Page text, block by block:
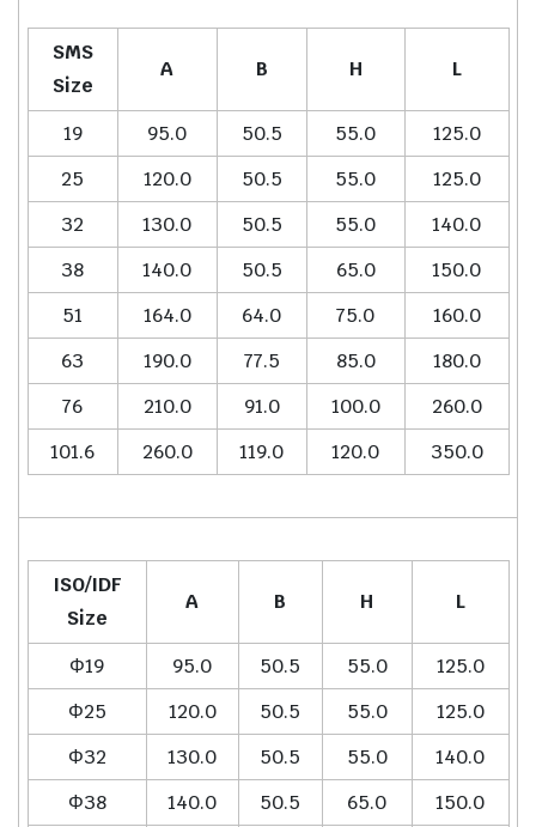
SMS
Size
A B H L
19 95.0 50.5 55.0
125.0
25
120.0 50.5 55.0
125.0
32
130.0 50.5 55.0
140.0
38
140.0 50.5 65.0
150.0
51
164.0 64.0 75.0
160.0
63
190.0 77.5 85.0
180.0
76
210.0 91.0 100.0
260.0
101.6
260.0 119.0 120.0 350.0
ISO/IDF
Size
A B H L
Φ19 95.0 50.5 55.0
125.0
Φ25
120.0 50.5 55.0
125.0
Φ32
130.0 50.5 55.0
140.0
Φ38
140.0 50.5 65.0
150.0